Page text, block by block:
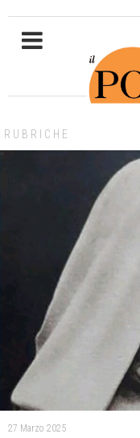
RUBRICHE
27 Marzo 2025